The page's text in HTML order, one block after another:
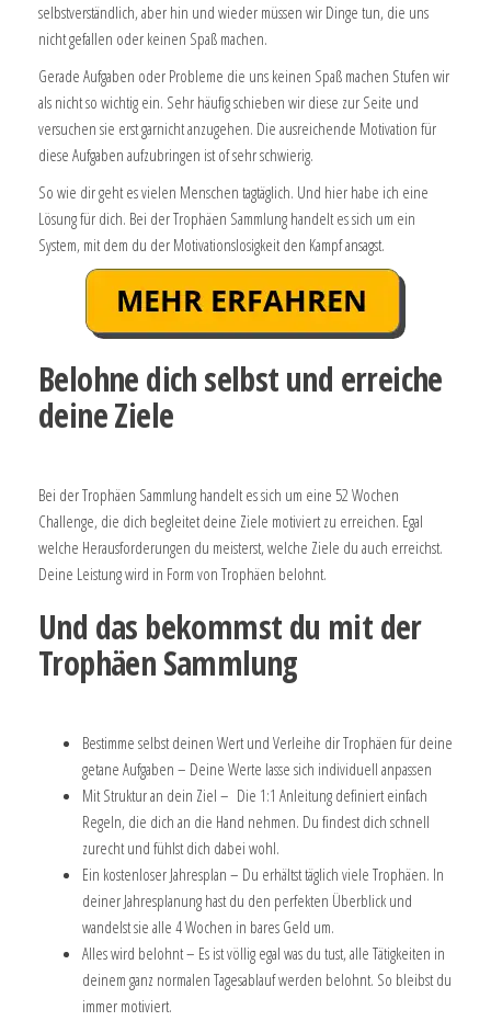
selbstverständlich, aber hin und wieder müssen wir Dinge tun, die uns
nicht gefallen oder keinen Spaß machen.
Gerade Aufgaben oder Probleme die uns keinen Spaß machen Stufen wir
als nicht so wichtig ein. Sehr häufig schieben wir diese zur Seite und
versuchen sie erst garnicht anzugehen. Die ausreichende Motivation für
diese Aufgaben aufzubringen ist of sehr schwierig.
So wie dir geht es vielen Menschen tagtäglich. Und hier habe ich eine
Lösung für dich. Bei der Trophäen Sammlung handelt es sich um ein
System, mit dem du der Motivationslosigkeit den Kampf ansagst.
Belohne dich selbst und erreiche
deine Ziele
Bei der Trophäen Sammlung handelt es sich um eine 52 Wochen
Challenge, die dich begleitet deine Ziele motiviert zu erreichen. Egal
welche Herausforderungen du meisterst, welche Ziele du auch erreichst.
Deine Leistung wird in Form von Trophäen belohnt.
Und das bekommst du mit der
Trophäen Sammlung
Bestimme selbst deinen Wert und Verleihe dir Trophäen für deine
getane Aufgaben – Deine Werte lasse sich individuell anpassen
Mit Struktur an dein Ziel – Die 1:1 Anleitung definiert einfach
Regeln, die dich an die Hand nehmen. Du findest dich schnell
zurecht und fühlst dich dabei wohl.
Ein kostenloser Jahresplan – Du erhältst täglich viele Trophäen. In
deiner Jahresplanung hast du den perfekten Überblick und
wandelst sie alle 4 Wochen in bares Geld um.
Alles wird belohnt – Es ist völlig egal was du tust, alle Tätigkeiten in
deinem ganz normalen Tagesablauf werden belohnt. So bleibst du
immer motiviert.